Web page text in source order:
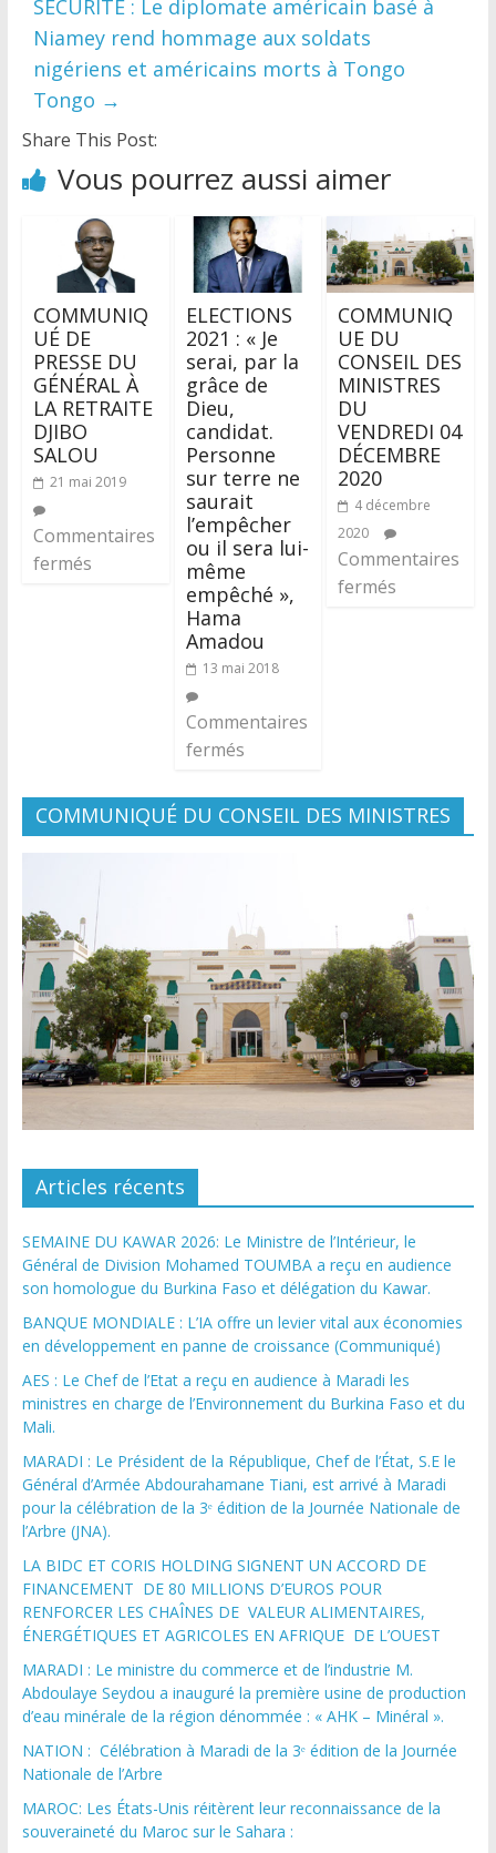
SECURITE : Le diplomate américain basé à
Niamey rend hommage aux soldats
nigériens et américains morts à Tongo
Tongo →
Share This Post:
Vous pourrez aussi aimer
COMMUNIQ
UÉ DE
PRESSE DU
GÉNÉRAL À
LA RETRAITE
DJIBO
SALOU
21 mai 2019
Commentaires
fermés
ELECTIONS
2021 : « Je
serai, par la
grâce de
Dieu,
candidat.
Personne
sur terre ne
saurait
l’empêcher
ou il sera lui-
même
empêché »,
Hama
Amadou
13 mai 2018
Commentaires
fermés
COMMUNIQ
UE DU
CONSEIL DES
MINISTRES
DU
VENDREDI 04
DÉCEMBRE
2020
4 décembre
2020
Commentaires
fermés
COMMUNIQUÉ DU CONSEIL DES MINISTRES
Articles récents
SEMAINE DU KAWAR 2026: Le Ministre de l’Intérieur, le
Général de Division Mohamed TOUMBA a reçu en audience
son homologue du Burkina Faso et délégation du Kawar.
BANQUE MONDIALE : L’IA offre un levier vital aux économies
en développement en panne de croissance (Communiqué)
AES : Le Chef de l’Etat a reçu en audience à Maradi les
ministres en charge de l’Environnement du Burkina Faso et du
Mali.
MARADI : Le Président de la République, Chef de l’État, S.E le
Général d’Armée Abdourahamane Tiani, est arrivé à Maradi
pour la célébration de la 3ᵉ édition de la Journée Nationale de
l’Arbre (JNA).
LA BIDC ET CORIS HOLDING SIGNENT UN ACCORD DE
FINANCEMENT DE 80 MILLIONS D’EUROS POUR
RENFORCER LES CHAÎNES DE VALEUR ALIMENTAIRES,
ÉNERGÉTIQUES ET AGRICOLES EN AFRIQUE DE L’OUEST
MARADI : Le ministre du commerce et de l’industrie M.
Abdoulaye Seydou a inauguré la première usine de production
d’eau minérale de la région dénommée : « AHK – Minéral ».
NATION : Célébration à Maradi de la 3ᵉ édition de la Journée
Nationale de l’Arbre
MAROC: Les États-Unis réitèrent leur reconnaissance de la
souveraineté du Maroc sur le Sahara :